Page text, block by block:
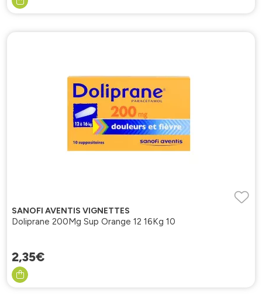
SANOFI AVENTIS VIGNETTES
Doliprane 200Mg Sup Orange 12 16Kg 10
2,35€